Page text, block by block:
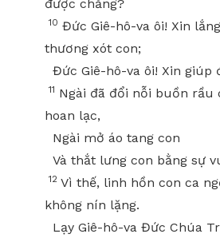
được chăng?
10 Đức Giê-hô-va ôi! Xin
thương xót con;
Đức Giê-hô-va ôi! Xin giúp
11 Ngài đã đổi nỗi buồn rầu
hoan lạc,
Ngài mở áo tang con
Và thắt lưng con bằng sự
12 Vì thế, linh hồn con ca
không nín lặng.
Lạy Giê-hô-va Đức Chúa